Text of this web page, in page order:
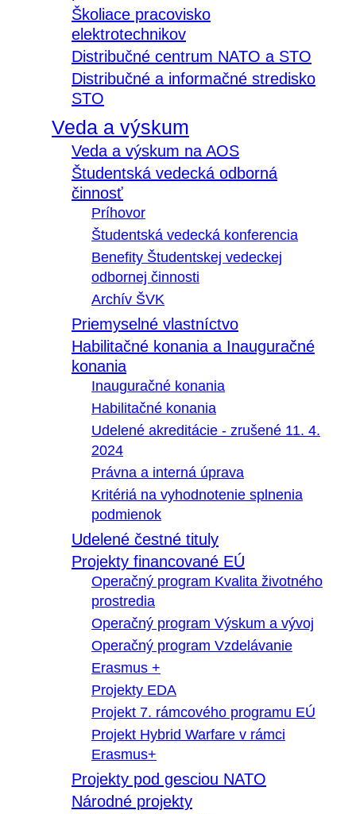
Školiace pracovisko
elektrotechnikov
Distribučné centrum NATO a STO
Distribučné a informačné stredisko
STO
Veda a výskum
Veda a výskum na AOS
Študentská vedecká odborná
činnosť
Príhovor
Študentská vedecká konferencia
Benefity Študentskej vedeckej
odbornej činnosti
Archív ŠVK
Priemyselné vlastníctvo
Habilitačné konania a Inauguračné
konania
Inauguračné konania
Habilitačné konania
Udelené akreditácie - zrušené 11. 4.
2024
Právna a interná úprava
Kritériá na vyhodnotenie splnenia
podmienok
Udelené čestné tituly
Projekty financované EÚ
Operačný program Kvalita životného
prostredia
Operačný program Výskum a vývoj
Operačný program Vzdelávanie
Erasmus +
Projekty EDA
Projekt 7. rámcového programu EÚ
Projekt Hybrid Warfare v rámci
Erasmus+
Projekty pod gesciou NATO
Národné projekty